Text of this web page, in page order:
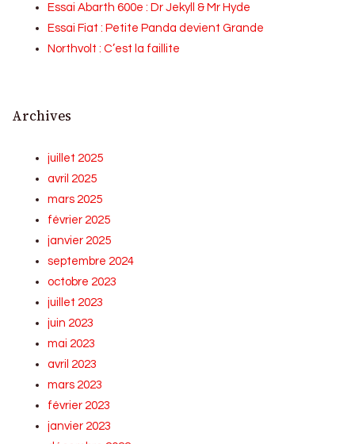
Essai Abarth 600e : Dr Jekyll & Mr Hyde
Essai Fiat : Petite Panda devient Grande
Northvolt : C’est la faillite
Archives
juillet 2025
avril 2025
mars 2025
février 2025
janvier 2025
septembre 2024
octobre 2023
juillet 2023
juin 2023
mai 2023
avril 2023
mars 2023
février 2023
janvier 2023